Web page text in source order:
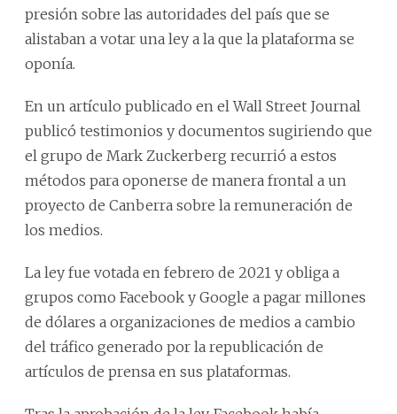
presión sobre las autoridades del país que se
alistaban a votar una ley a la que la plataforma se
oponía.
En un artículo publicado en el Wall Street Journal
publicó testimonios y documentos sugiriendo que
el grupo de Mark Zuckerberg recurrió a estos
métodos para oponerse de manera frontal a un
proyecto de Canberra sobre la remuneración de
los medios.
La ley fue votada en febrero de 2021 y obliga a
grupos como Facebook y Google a pagar millones
de dólares a organizaciones de medios a cambio
del tráfico generado por la republicación de
artículos de prensa en sus plataformas.